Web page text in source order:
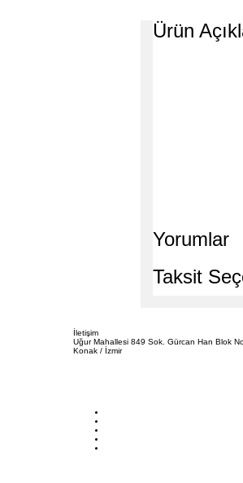
Ürün
Yorumlar
Taksit
İletişim
Uğur Mahallesi 849 Sok. Gürcan Han Blok
Konak / İzmir